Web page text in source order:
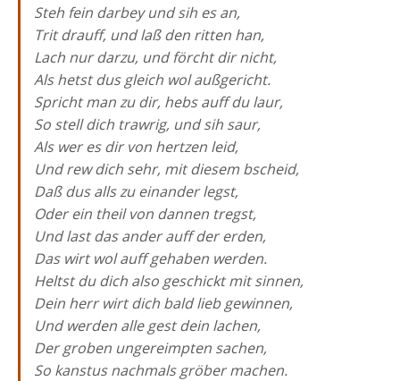
Steh fein darbey und sih es an,
Trit drauff, und laß den ritten han,
Lach nur darzu, und förcht dir nicht,
Als hetst dus gleich wol außgericht.
Spricht man zu dir, hebs auff du laur,
So stell dich trawrig, und sih saur,
Als wer es dir von hertzen leid,
Und rew dich sehr, mit diesem bscheid,
Daß dus alls zu einander legst,
Oder ein theil von dannen tregst,
Und last das ander auff der erden,
Das wirt wol auff gehaben werden.
Heltst du dich also geschickt mit sinnen,
Dein herr wirt dich bald lieb gewinnen,
Und werden alle gest dein lachen,
Der groben ungereimpten sachen,
So kanstus nachmals gröber machen.